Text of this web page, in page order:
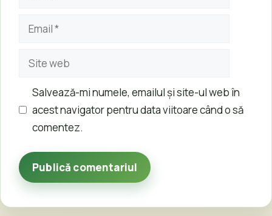
Email
Site
Salvează-mi numele, emailul și site-ul web în
acest navigator pentru data viitoare când o să
comentez.